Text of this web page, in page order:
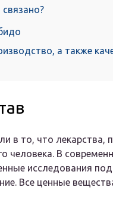
а также
в то, что
человека. В
исследования
Все ценные